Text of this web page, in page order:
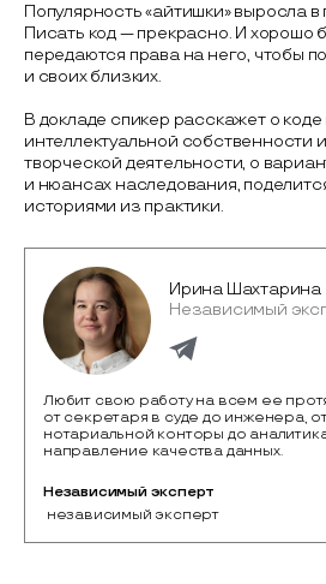
Популярность «айтишки» выросла
Писать код — прекрасно. И хорошо
передаются права на него, чтобы
и своих близких.
В докладе спикер расскажет о коде
интеллектуальной собственности
творческой деятельности, о
и нюансах наследования,
историями из практики.
Ирина Шахтарина
Независимый
Любит свою работу на всем ее
от секретаря в суде до инженера,
нотариальной конторы до
направление качества данных.
Независимый эксперт
независимый эксперт